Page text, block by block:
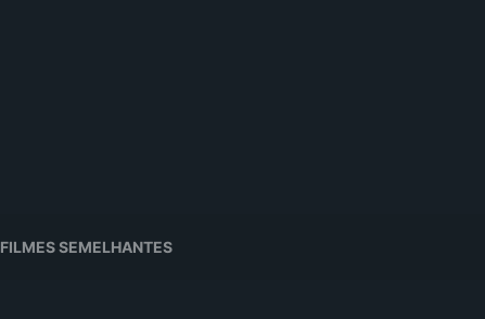
FILMES SEMELHANTES